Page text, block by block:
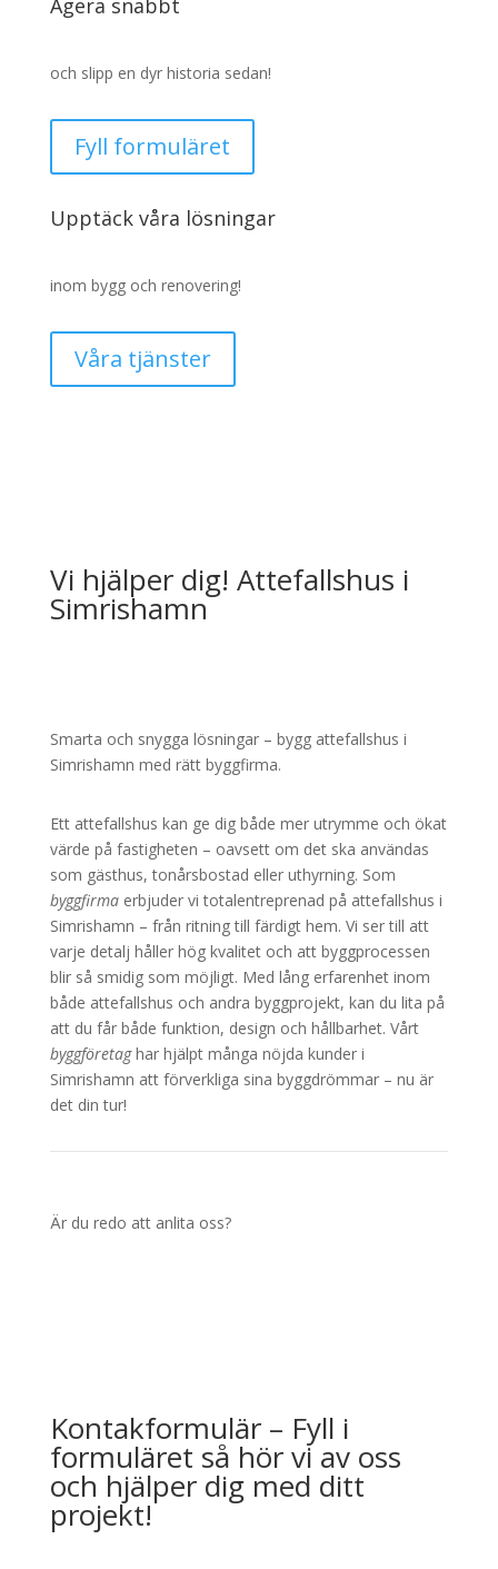
och slipp en dyr historia sedan!
Fyll formuläret
Upptäck våra lösningar
inom bygg och renovering!
Våra tjänster
Vi hjälper dig! Attefallshus i
Simrishamn
Smarta och snygga lösningar – bygg attefallshus i
Simrishamn med rätt byggfirma.
Ett attefallshus kan ge dig både mer utrymme och ökat
värde på fastigheten – oavsett om det ska användas
som gästhus, tonårsbostad eller uthyrning. Som
byggfirmaerbjuder vi totalentreprenad på attefallshus i
Simrishamn – från ritning till färdigt hem. Vi ser till att
varje detalj håller hög kvalitet och att byggprocessen
blir så smidig som möjligt. Med lång erfarenhet inom
både attefallshus och andra byggprojekt, kan du lita på
att du får både funktion, design och hållbarhet. Vårt
byggföretaghar hjälpt många nöjda kunder i
Simrishamn att förverkliga sina byggdrömmar – nu är
det din tur!
Är du redo att anlita oss?
Kontakformulär – Fyll i
formuläret så hör vi av oss
och hjälper dig med ditt
projekt!